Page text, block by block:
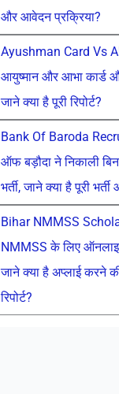
और आवेदन प्रक्रिया?
Ayushman Card Vs
आयुष्मान और आभा कार्ड
जाने क्या है पूरी रिपोर्ट?
Bank Of Baroda
ऑफ बड़ौदा ने निकाली
भर्ती, जाने क्या है पूरी भर्ती
Bihar NMMSS
NMMSS के लिए
जाने क्या है अप्लाई करने
रिपोर्ट?